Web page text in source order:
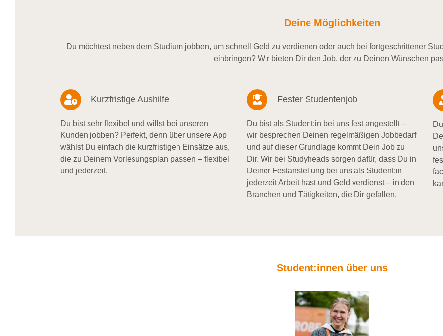
Deine Möglichkeiten
Du möchtest neben dem Studium jobben, um schnell Geld zu verdienen oder auch bei fortgeschrittener
einbringen? Wir bieten Dir den Job, der zu Deinen Wünschen
Kurzfristige Aushilfe
Du bist sehr flexibel und willst bei unseren
Kunden jobben? Perfekt, denn über unsere App
wählst Du einfach die kurzfristigen Einsätze aus,
die zu Deinem Vorlesungsplan passen – flexibel
und jederzeit.
Fester Studentenjob
Du bist als Student:in bei uns fest angestellt –
wir besprechen Deinen regelmäßigen Jobbedarf
und auf dieser Grundlage kommt Dein Job zu
Dir. Wir bei Studyheads sorgen dafür, dass Du in
Deiner Festanstellung bei uns als Student:in
jederzeit Arbeit hast und Geld verdienst – in den
Branchen und Tätigkeiten, die Dir gefallen.
Student:innen über uns